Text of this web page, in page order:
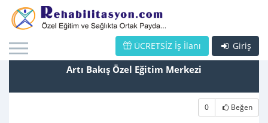
Giriş
ÜCRETSİZ İş İlanı
Artı Bakış Özel Eğitim Merkezi
0 Beğen